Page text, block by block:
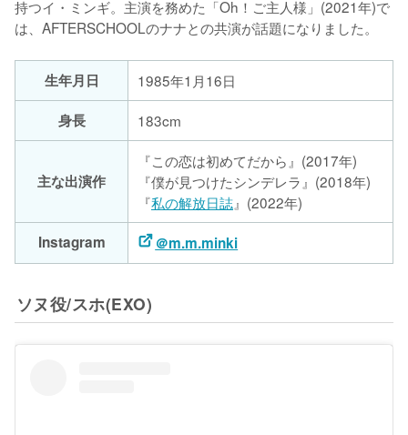
持つイ・ミンギ。主演を務めた「Oh！ご主人様」(2021年)で
は、AFTERSCHOOLのナナとの共演が話題になりました。
生年月日
1985年1月16日
身長
183cm
主な出演作
『この恋は初めてだから』(2017年)
『僕が見つけたシンデレラ』(2018年)
『私の解放日誌』(2022年)
Instagram
＠m.m.minki
ソヌ役/スホ(EXO)